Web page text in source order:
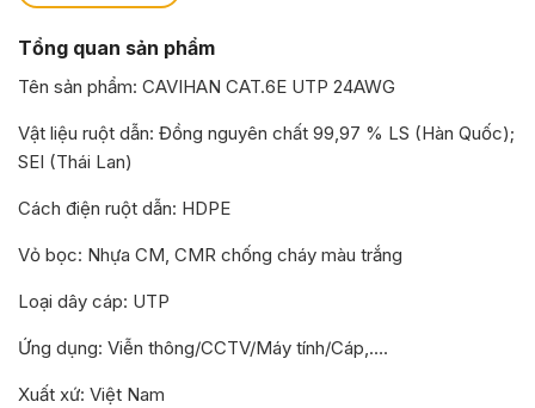
Tổng quan sản phẩm
Tên sản phẩm: CAVIHAN CAT.6E UTP 24AWG
Vật liệu ruột dẫn: Đồng nguyên chất 99,97 % LS (Hàn Quốc);
SEI (Thái Lan)
Cách điện ruột dẫn: HDPE
Vỏ bọc: Nhựa CM, CMR chống cháy màu trắng
Loại dây cáp: UTP
Ứng dụng: Viễn thông/CCTV/Máy tính/Cáp,….
Xuất xứ: Việt Nam